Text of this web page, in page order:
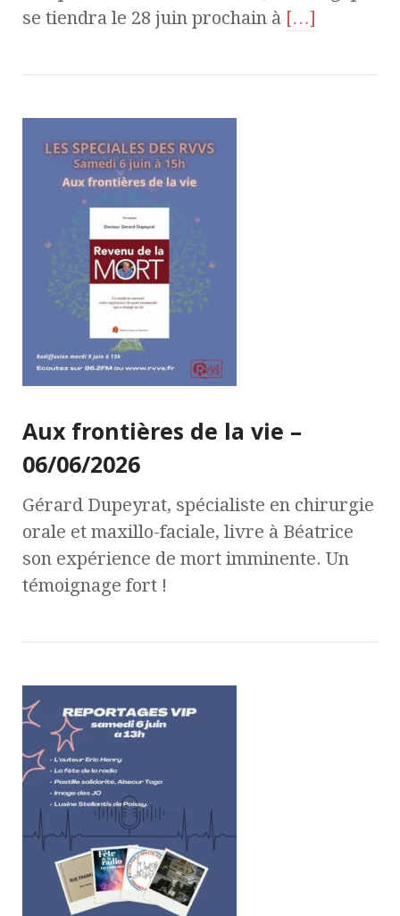
se tiendra le 28 juin prochain à […]
Aux frontières de la vie –
06/06/2026
Gérard Dupeyrat, spécialiste en chirurgie
orale et maxillo-faciale, livre à Béatrice
son expérience de mort imminente. Un
témoignage fort !